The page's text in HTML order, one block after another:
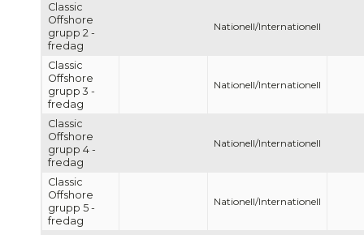
Classic
Offshore
grupp 2 -
fredag
Nationell/Internationell
Classic
Offshore
grupp 3 -
fredag
Nationell/Internationell
Classic
Offshore
grupp 4 -
fredag
Nationell/Internationell
Classic
Offshore
grupp 5 -
fredag
Nationell/Internationell